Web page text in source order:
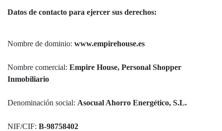
Datos de contacto para ejercer sus derechos:
Nombre de dominio: www.empirehouse.es
Nombre comercial: Empire House, Personal Shopper
Inmobiliario
Denominación social: Asocual Ahorro Energético, S.L.
NIF/CIF: B-98758402